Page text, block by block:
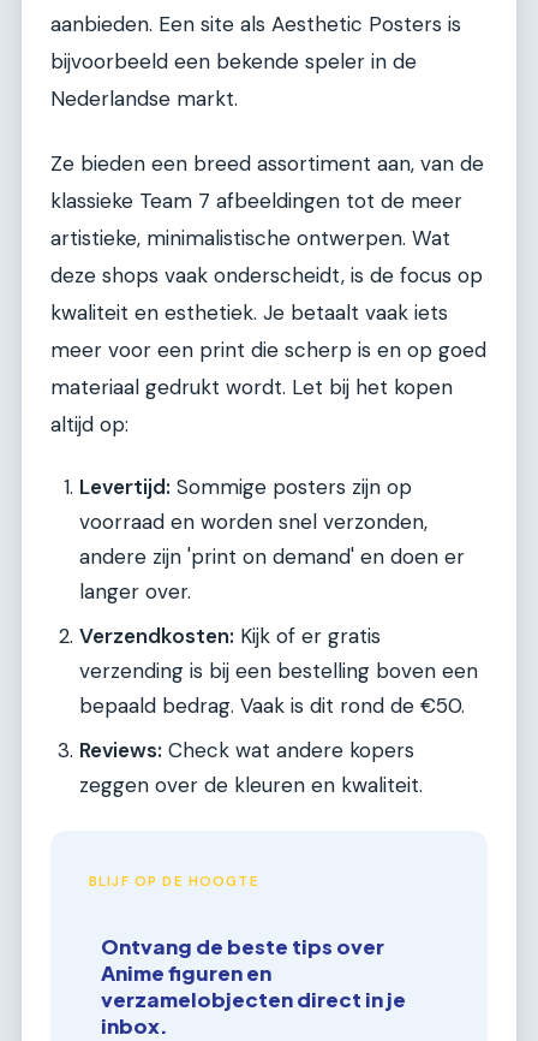
aanbieden. Een site als Aesthetic Posters is
bijvoorbeeld een bekende speler in de
Nederlandse markt.
Ze bieden een breed assortiment aan, van de
klassieke Team 7 afbeeldingen tot de meer
artistieke, minimalistische ontwerpen. Wat
deze shops vaak onderscheidt, is de focus op
kwaliteit en esthetiek. Je betaalt vaak iets
meer voor een print die scherp is en op goed
materiaal gedrukt wordt. Let bij het kopen
altijd op:
Levertijd: Sommige posters zijn op
voorraad en worden snel verzonden,
andere zijn 'print on demand' en doen er
langer over.
Verzendkosten: Kijk of er gratis
verzending is bij een bestelling boven een
bepaald bedrag. Vaak is dit rond de €50.
Reviews: Check wat andere kopers
zeggen over de kleuren en kwaliteit.
BLIJF OP DE HOOGTE
Ontvang de beste tips over
Anime figuren en
verzamelobjecten direct in je
inbox.